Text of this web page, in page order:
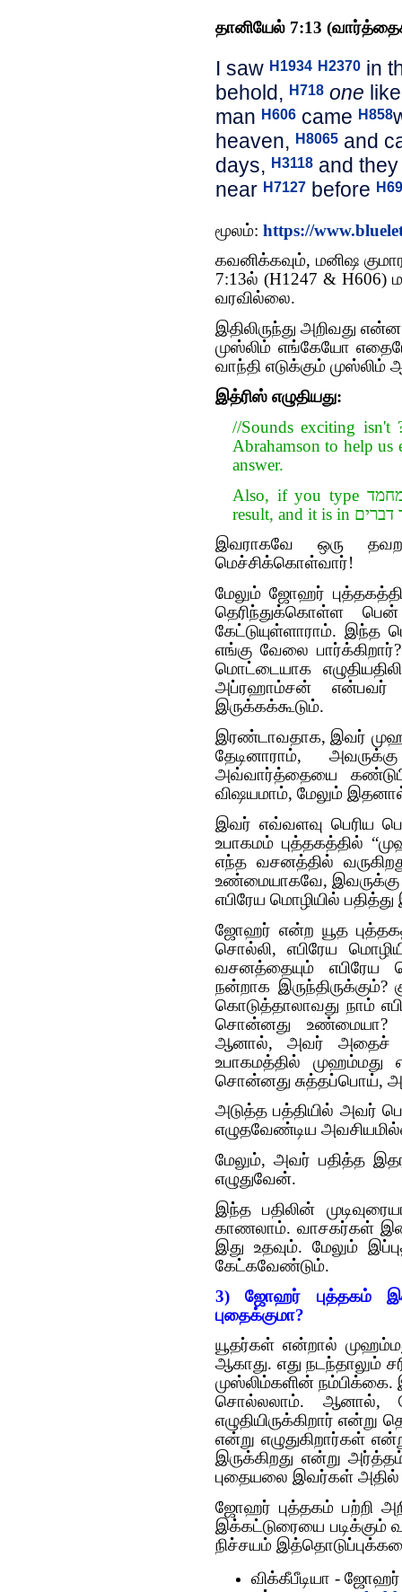
தானியேல் 7:13
I saw H1934 H2370 in
behold, H718 one
man H606 came H858
heaven, H8065 and
days, H3118 and
near H7127 before
மூலம்: https://
கவனிக்கவும், மனிஷ
7:13ல் (H1247 & H606)
வரவில்லை.
இதிலிருந்து அறிவது
முஸ்லிம் எங்கேயோ
வாந்தி எடுக்கும் முஸ்லிம்
இத்ரிஸ் எழுதியது:
//Sounds exciting isn't
Abrahamson to help
answer.
Also, if you type מחמד (Mohammed) it will suprisingly show one
இவராகவே ஒரு
மெச்சிக்கொள்வார்!
மேலும் ஜோஹர்
தெரிந்துக்கொள்ள
கேட்டுயுள்ளாராம்.
எங்கு வேலை
மொட்டையாக
அப்ரஹாம்சன் என்பவர்
இருக்கக்கூடும்.
இரண்டாவதாக, இவர்
தேடினாராம்,
அவ்வார்த்தையை
விஷயமாம், மேலும்
இவர் எவ்வளவு பெரிய
உபாகமம் புத்தகத்தில்
எந்த வசனத்தில்
உண்மையாகவே, இவருக்கு
எபிரேய மொழியில்
ஜோஹர் என்ற யூத
சொல்லி, எபிரேய
வசனத்தையும் எபிரேய
நன்றாக
கொடுத்தாலாவது நாம்
சொன்னது உண்மையா?
ஆனால், அவர் அதைச்
உபாகமத்தில்
சொன்னது சுத்தப்பொய்,
அடுத்த பத்தியில் அவர்
எழுதவேண்டிய
மேலும், அவர் பதித்த
எழுதுவேன்.
இந்த பதிலின்
காணலாம். வாசகர்கள்
இது உதவும். மேலும்
கேட்கவேண்டும்.
3) ஜோஹர் புத்தகம்
புதைக்குமா?
யூதர்கள் என்றால்
ஆகாது. எது நடந்தாலும்
முஸ்லிம்களின்
சொல்லலாம். ஆனால்,
எழுதியிருக்கிறார்
என்று எழுதுகிறார்கள்
இருக்கிறது என்று
புதையலை இவர்கள் அதில்
ஜோஹர் புத்தகம் பற்றி
இக்கட்டுரையை படிக்கும்
நிச்சயம்
விக்கீபீடியா -